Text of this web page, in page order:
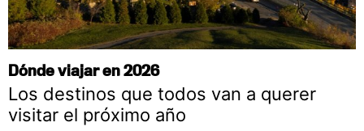
Dónde viajar en 2026
Los destinos que todos van a querer
visitar el próximo año